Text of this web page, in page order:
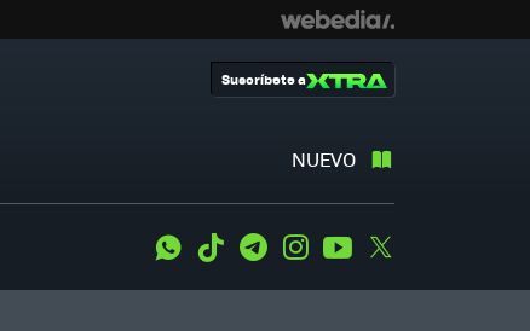
NUEVO
Suscríbete a
WhatsApp
Tiktok TelegramInstagramYoutube